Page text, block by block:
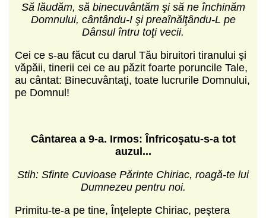
Să lăudăm, să binecuvântăm şi să ne închinăm
Domnului, cântându-I şi preaînălţându-L pe
Dânsul întru toţi vecii.
Cei ce s-au făcut cu darul Tău biruitori tiranului şi
văpăii, tinerii cei ce au păzit foarte poruncile Tale,
au cântat: Binecuvântaţi, toate lucrurile Domnului,
pe Domnul!
Cântarea a 9-a. Irmos: Înfricoşatu-s-a tot
auzul...
Stih: Sfinte Cuvioase Părinte Chiriac, roagă-te lui
Dumnezeu pentru noi.
Primitu-te-a pe tine, Înţelepte Chiriac, peştera